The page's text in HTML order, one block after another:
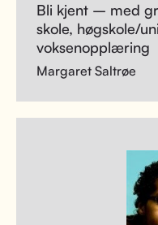
Bli kjent – med
skole, høgskole/
voksenopplæring
Margaret Saltrøe